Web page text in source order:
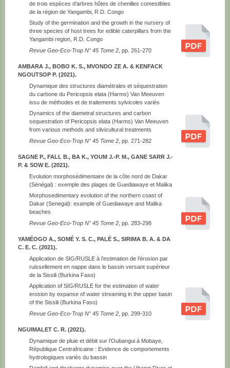
de trois espèces d’arbres hôtes de chenilles comestibles
de la région de Yangambi, R.D. Congo
Study of the germination and the growth in the nursery of
three species of host trees for edible caterpillars from the
Yangambi region, R.D. Congo
Revue Geo-Eco-Trop N° 45 Tome 2 , pp. 261-270
AMBARA J., BOBO K. S., MVONDO ZE A. & KENFACK
NGOUTSOP P. (2021).
Dynamique des structures diamétrales et séquestration
du carbone du Pericopsis elata (Harms) Van Meeuven
issu de méthodes et de traitements sylvicoles variés
Dynamics of the diametral structures and carbon
sequestration of Pericopsis elata (Harms) Van Meeuven
from various methods and silvicultural treatments
Revue Geo-Eco-Trop N° 45 Tome 2 , pp. 271-282
SAGNE P., FALL B., BA K., YOUM J.-P. M., GANE SARR J.-
P. & SOW E. (2021).
Evolution morphosédimentaire de la côte nord de Dakar
(Sénégal) : exemple des plages de Guediawaye et Malika
Morphosedimentary evolution of the northern coast of
Dakar (Senegal): example of Guediawaye and Malika
beaches
Revue Geo-Eco-Trop N° 45 Tome 2 , pp. 283-298
YAMÉOGO A., SOMÉ Y. S. C., PALÉ S., SIRIMA B. A. & DA
C. E. C. (2021).
Application de SIG/RUSLE à l’estimation de l’érosion par
ruissellement en nappe dans le bassin versant supérieur
de la Sissili (Burkina Faso)
Application of SIG/RUSLE for the estimation of water
erosion by expanse of water streaming in the upper basin
of the Sissili (Burkina Faso)
Revue Geo-Eco-Trop N° 45 Tome 2 , pp. 299-310
NGUIMALET C. R. (2021).
Dynamique de pluie et débit sur l’Oubangui à Mobaye,
République Centrafricaine : Evidence de comportements
hydrologiques variés du bassin